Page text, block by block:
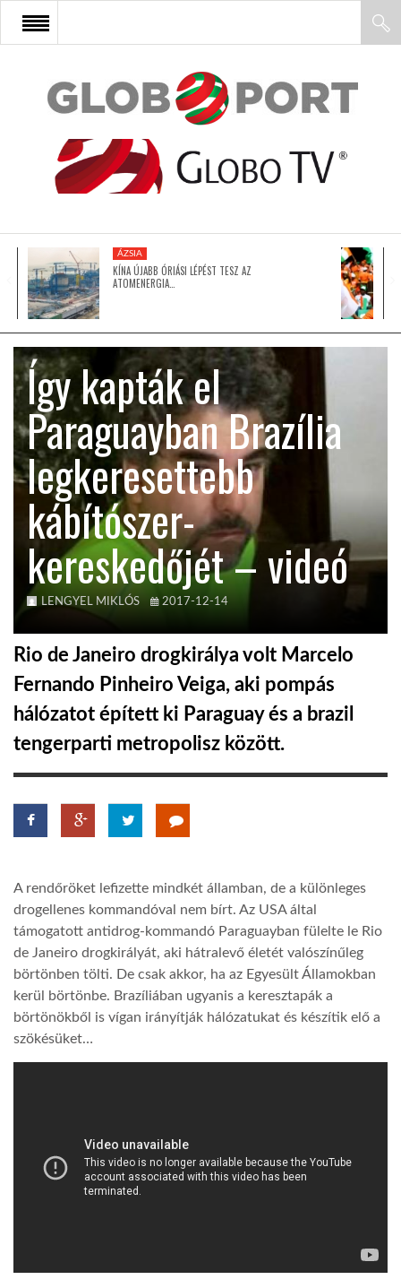
FŐOLDAL
AFRIKA
ÁZSIA
LATIN-AMERIKA
KÖZEL-KELET
AUSZTRÁLIA
A VILÁG ITTHON
MÉDIA
TROPICALMAGAZIN
AFRIKA TUDÁSTÁR
A NAP SZÉPE
DOBRAVERO.HU
ÁZSIA
KÍNA ÚJABB ÓRIÁSI LÉPÉST TESZ AZ
ATOMENERGIA…
Így kapták el
Paraguayban Brazília
legkeresettebb
kábítószer-
kereskedőjét – videó
LENGYEL MIKLÓS 2017-12-14
Rio de Janeiro drogkirálya volt Marcelo
Fernando Pinheiro Veiga, aki pompás
hálózatot épített ki Paraguay és a brazil
tengerparti metropolisz között.
A rendőröket lefizette mindkét államban, de a különleges
drogellenes kommandóval nem bírt. Az USA által
támogatott antidrog-kommandó Paraguayban fülelte le Rio
de Janeiro drogkirályát, aki hátralevő életét valószínűleg
börtönben tölti. De csak akkor, ha az Egyesült Államokban
kerül börtönbe. Brazíliában ugyanis a keresztapák a
börtönökből is vígan irányítják hálózatukat és készítik elő a
szökésüket…